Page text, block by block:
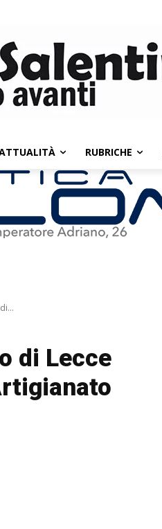
RUBRICHE
di Lecce